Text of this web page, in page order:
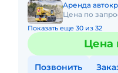
Аренда
Цена по
Показать еще 30 из 32
Цена
Позвонить